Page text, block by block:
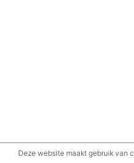
Deze website maakt gebruik van